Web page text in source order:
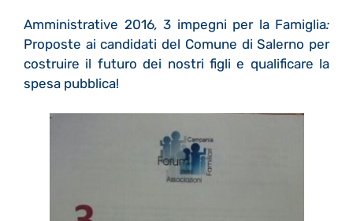
Amministrative 2016, 3 impegni per la Famiglia:
Proposte ai candidati del Comune di Salerno per
costruire il futuro dei nostri figli e qualificare la
spesa pubblica!